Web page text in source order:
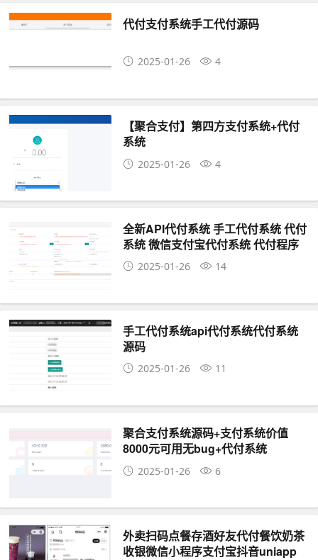
代付支付系统手工代付源码
2025-01-26 4
【聚合支付】第四方支付系统+代付
系统
2025-01-26 4
全新API代付系统 手工代付系统 代付
系统 微信支付宝代付系统 代付程序
2025-01-26 14
手工代付系统api代付系统代付系统
源码
2025-01-26 11
聚合支付系统源码+支付系统价值
8000元可用无bug+代付系统
2025-01-26 6
外卖扫码点餐存酒好友代付餐饮奶茶
收银微信小程序支付宝抖音uniapp